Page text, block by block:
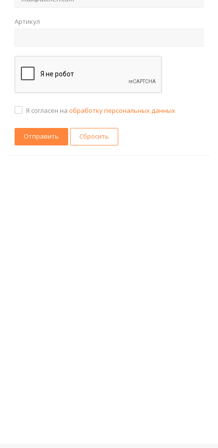
Артикул
Я согласен на обработку персональных данных
Сбросить